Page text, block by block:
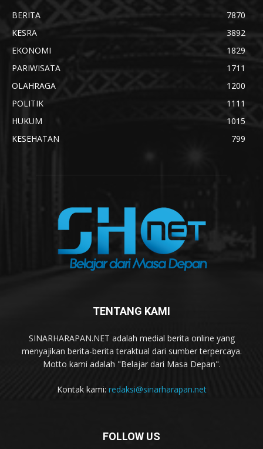
BERITA
7870
KESRA
3892
EKONOMI
1829
PARIWISATA
1711
OLAHRAGA
1200
POLITIK
1111
HUKUM
1015
KESEHATAN
799
TENTANG KAMI
SINARHARAPAN.NET adalah medial berita online yang
menyajikan berita-berita teraktual dari sumber terpercaya.
Motto kami adalah "Belajar dari Masa Depan".
Kontak kami: redaksi@sinarharapan.net
FOLLOW US